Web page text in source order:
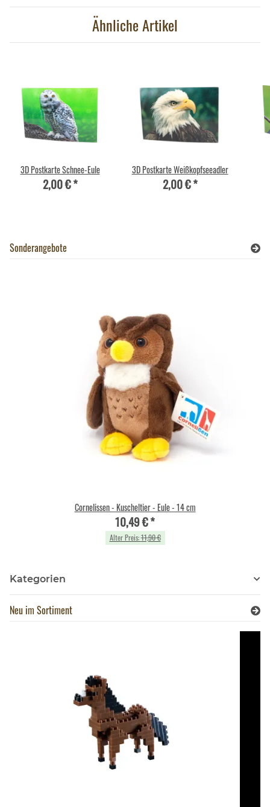
Ähnliche Artikel
3D Postkarte Schnee-Eule
2,00 €*
3D Postkarte Weißkopfseeadler
2,00 €*
Sonderangebote
Cornelissen - Kuscheltier - Eule - 14 cm
10,49 €*
Alter Preis:11,90 €
Kategorien
Neu im Sortiment